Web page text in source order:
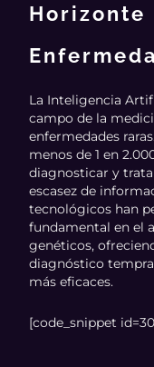
Horizonte
La Inteligencia
campo de la
enfermedades
menos de 1 en
diagnosticar y
escasez de
tecnológicos han
fundamental en el
genéticos,
diagnóstico
más eficaces.
[code_snippet